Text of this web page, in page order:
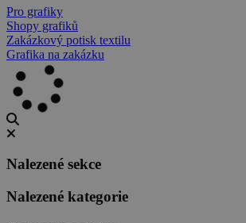
Pro grafiky
Shopy grafiků
Zakázkový potisk textilu
Grafika na zakázku
Nalezené sekce
Nalezené kategorie